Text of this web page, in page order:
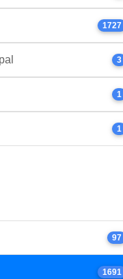
1727
3
1
1
97
1691